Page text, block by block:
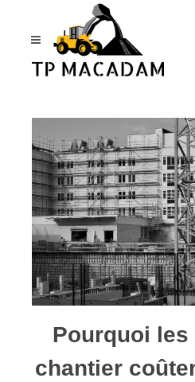
Pourquoi les
chantier
Panneau de gestion des cookies